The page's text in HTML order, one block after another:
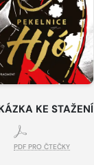
KE STAŽENÍ
PDF PRO ČTEČKY